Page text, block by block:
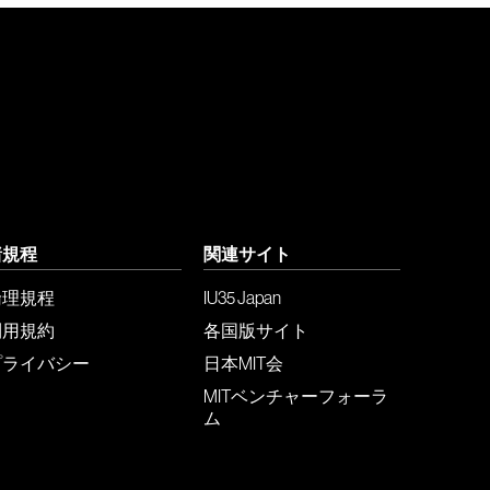
程
規程
規約
イバシー
関連サイト
IU35 Japan
各国版サイト
日本MIT会
MITベンチャーフォーラ
ム